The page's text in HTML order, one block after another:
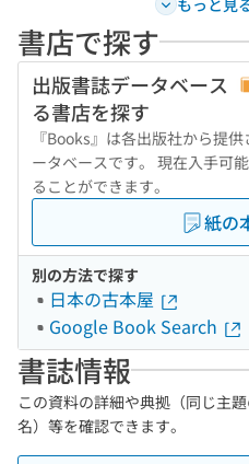
書店で探す
出版書誌データベース
る書店を探す
『Books』は各出版社から提
ータベースです。 現在入手可
ることができます。
紙の
別の方法で探す
日本の古本屋
Google Book Search
書誌情報
この資料の詳細や典拠（同じ主
名）等を確認できます。